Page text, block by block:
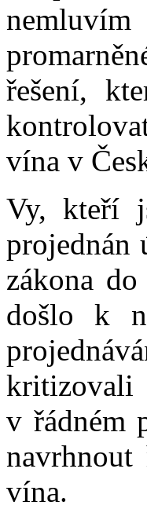
nemluvím
řešení,
vína v
Vy, kteří
projednán
zákona
došlo k
v řádném
navrhnout
vína.